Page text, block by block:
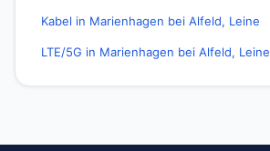
Kabel in Marienhagen bei Alfeld, Leine
LTE/5G in Marienhagen bei Alfeld, Leine